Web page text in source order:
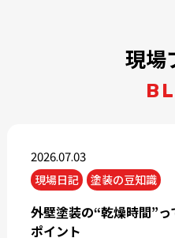
現場
2026.07.03
現場日記 塗装の豆知識
外壁塗装の“乾燥時間”
ポイント